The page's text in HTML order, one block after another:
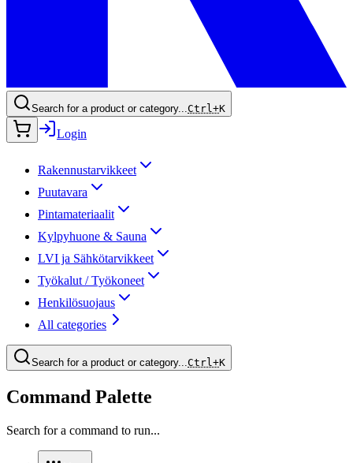
Search for a product or category...Ctrl+K
Login
Rakennustarvikkeet
Puutavara
Pintamateriaalit
Kylpyhuone & Sauna
LVI ja Sähkötarvikkeet
Työkalut / Työkoneet
Henkilösuojaus
All categories
Search for a product or category...Ctrl+K
Command Palette
Search for a command to run...